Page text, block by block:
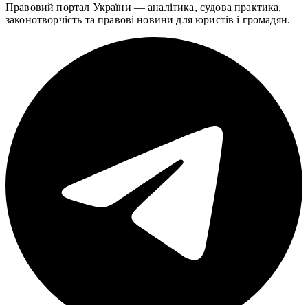
Правовий портал України — аналітика, судова практика,
законотворчість та правові новини для юристів і громадян.